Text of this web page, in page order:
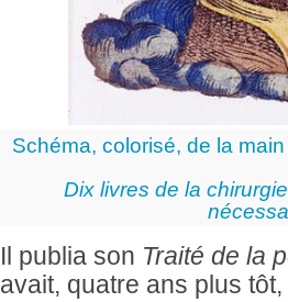
Schéma, colorisé, de la
Dix livres de la
Il publia son Traité de la
avait, quatre ans plus